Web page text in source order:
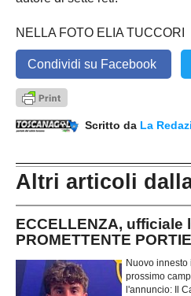
NELLA FOTO ELIA TUCCORI
Condividi su Facebook
Scritto da La
Altri articoli
ECCELLENZA, ufficiale
PROMETTENTE
Nuovo innesto
prossimo
l'annuncio: Il